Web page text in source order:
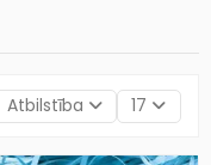
Atbilstība 17